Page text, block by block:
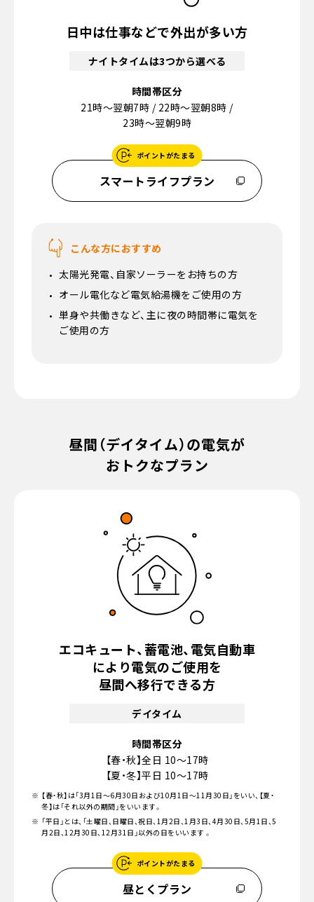
日中は仕事などで外出が多い方
ナイトタイムは3つから選べる
時間帯区分
21時～翌朝7時 / 22時～翌朝8時 /
23時～翌朝9時
ポイントがたまる
スマートライフプラン
こんな方におすすめ
太陽光発電、自家ソーラーをお持ちの方
オール電化など電気給湯機をご使用の方
単身や共働きなど、主に夜の時間帯に電気を
ご使用の方
昼間（デイタイム）の電気が
おトクなプラン
エコキュート、蓄電池、電気自動車
により電気のご使用を
昼間へ移行できる方
デイタイム
時間帯区分
【春・秋】全日 10～17時
【夏・冬】平日 10～17時
【春・秋】は「3月1日～6月30日および10月1日～11月30日」をいい、【夏・
冬】は「それ以外の期間」をいいます。
「平日」とは、「土曜日、日曜日、祝日、1月2日、1月3日、4月30日、5月1日、5
月2日、12月30日、12月31日」以外の日をいいます 。
ポイントがたまる
昼とくプラン